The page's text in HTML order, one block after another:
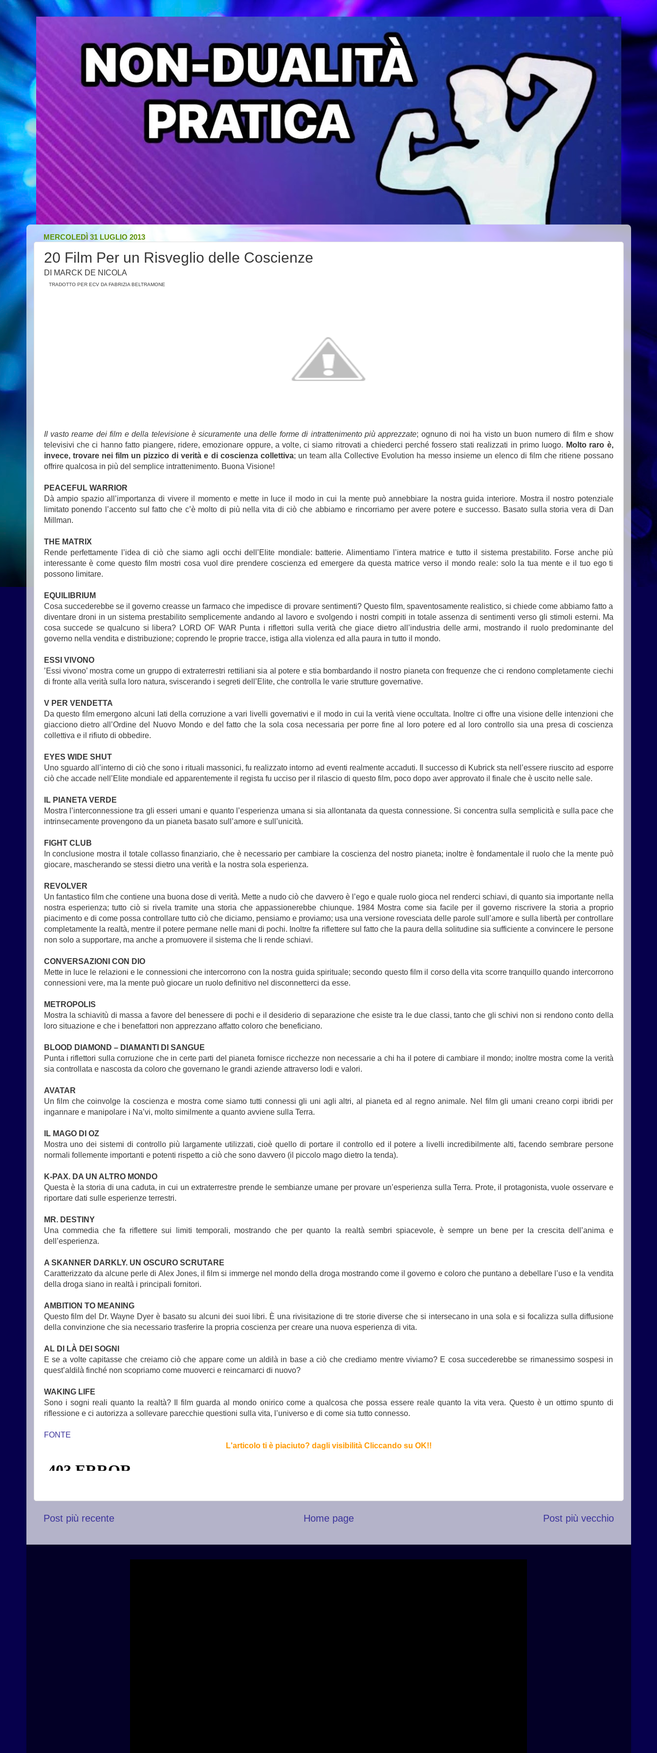
MERCOLEDÌ 31 LUGLIO 2013
20 Film Per un Risveglio delle Coscienze
DI MARCK DE NICOLA
TRADOTTO PER ECV DA FABRIZIA BELTRAMONE
Il vasto reame dei film e della televisione è sicuramente una delle forme di intrattenimento più apprezzate; ognuno di noi ha visto un buon numero di film e show
televisivi che ci hanno fatto piangere, ridere, emozionare oppure, a volte, ci siamo ritrovati a chiederci perché fossero stati realizzati in primo luogo. Molto raro è,
invece, trovare nei film un pizzico di verità e di coscienza collettiva; un team alla Collective Evolution ha messo insieme un elenco di film che ritiene possano
offrire qualcosa in più del semplice intrattenimento. Buona Visione!
PEACEFUL WARRIOR
Dà ampio spazio all’importanza di vivere il momento e mette in luce il modo in cui la mente può annebbiare la nostra guida interiore. Mostra il nostro potenziale
limitato ponendo l’accento sul fatto che c’è molto di più nella vita di ciò che abbiamo e rincorriamo per avere potere e successo. Basato sulla storia vera di Dan
Millman.
THE MATRIX
Rende perfettamente l’idea di ciò che siamo agli occhi dell’Elite mondiale: batterie. Alimentiamo l’intera matrice e tutto il sistema prestabilito. Forse anche più
interessante è come questo film mostri cosa vuol dire prendere coscienza ed emergere da questa matrice verso il mondo reale: solo la tua mente e il tuo ego ti
possono limitare.
EQUILIBRIUM
Cosa succederebbe se il governo creasse un farmaco che impedisce di provare sentimenti? Questo film, spaventosamente realistico, si chiede come abbiamo fatto a
diventare droni in un sistema prestabilito semplicemente andando al lavoro e svolgendo i nostri compiti in totale assenza di sentimenti verso gli stimoli esterni. Ma
cosa succede se qualcuno si libera? LORD OF WAR Punta i riflettori sulla verità che giace dietro all’industria delle armi, mostrando il ruolo predominante del
governo nella vendita e distribuzione; coprendo le proprie tracce, istiga alla violenza ed alla paura in tutto il mondo.
ESSI VIVONO
’Essi vivono’ mostra come un gruppo di extraterrestri rettiliani sia al potere e stia bombardando il nostro pianeta con frequenze che ci rendono completamente ciechi
di fronte alla verità sulla loro natura, sviscerando i segreti dell’Elite, che controlla le varie strutture governative.
V PER VENDETTA
Da questo film emergono alcuni lati della corruzione a vari livelli governativi e il modo in cui la verità viene occultata. Inoltre ci offre una visione delle intenzioni che
giacciono dietro all’Ordine del Nuovo Mondo e del fatto che la sola cosa necessaria per porre fine al loro potere ed al loro controllo sia una presa di coscienza
collettiva e il rifiuto di obbedire.
EYES WIDE SHUT
Uno sguardo all’interno di ciò che sono i rituali massonici, fu realizzato intorno ad eventi realmente accaduti. Il successo di Kubrick sta nell’essere riuscito ad esporre
ciò che accade nell’Elite mondiale ed apparentemente il regista fu ucciso per il rilascio di questo film, poco dopo aver approvato il finale che è uscito nelle sale.
IL PIANETA VERDE
Mostra l’interconnessione tra gli esseri umani e quanto l’esperienza umana si sia allontanata da questa connessione. Si concentra sulla semplicità e sulla pace che
intrinsecamente provengono da un pianeta basato sull’amore e sull’unicità.
FIGHT CLUB
In conclusione mostra il totale collasso finanziario, che è necessario per cambiare la coscienza del nostro pianeta; inoltre è fondamentale il ruolo che la mente può
giocare, mascherando se stessi dietro una verità e la nostra sola esperienza.
REVOLVER
Un fantastico film che contiene una buona dose di verità. Mette a nudo ciò che davvero è l’ego e quale ruolo gioca nel renderci schiavi, di quanto sia importante nella
nostra esperienza; tutto ciò si rivela tramite una storia che appassionerebbe chiunque. 1984 Mostra come sia facile per il governo riscrivere la storia a proprio
piacimento e di come possa controllare tutto ciò che diciamo, pensiamo e proviamo; usa una versione rovesciata delle parole sull’amore e sulla libertà per controllare
completamente la realtà, mentre il potere permane nelle mani di pochi. Inoltre fa riflettere sul fatto che la paura della solitudine sia sufficiente a convincere le persone
non solo a supportare, ma anche a promuovere il sistema che li rende schiavi.
CONVERSAZIONI CON DIO
Mette in luce le relazioni e le connessioni che intercorrono con la nostra guida spirituale; secondo questo film il corso della vita scorre tranquillo quando intercorrono
connessioni vere, ma la mente può giocare un ruolo definitivo nel disconnetterci da esse.
METROPOLIS
Mostra la schiavitù di massa a favore del benessere di pochi e il desiderio di separazione che esiste tra le due classi, tanto che gli schivi non si rendono conto della
loro situazione e che i benefattori non apprezzano affatto coloro che beneficiano.
BLOOD DIAMOND – DIAMANTI DI SANGUE
Punta i riflettori sulla corruzione che in certe parti del pianeta fornisce ricchezze non necessarie a chi ha il potere di cambiare il mondo; inoltre mostra come la verità
sia controllata e nascosta da coloro che governano le grandi aziende attraverso lodi e valori.
AVATAR
Un film che coinvolge la coscienza e mostra come siamo tutti connessi gli uni agli altri, al pianeta ed al regno animale. Nel film gli umani creano corpi ibridi per
ingannare e manipolare i Na’vi, molto similmente a quanto avviene sulla Terra.
IL MAGO DI OZ
Mostra uno dei sistemi di controllo più largamente utilizzati, cioè quello di portare il controllo ed il potere a livelli incredibilmente alti, facendo sembrare persone
normali follemente importanti e potenti rispetto a ciò che sono davvero (il piccolo mago dietro la tenda).
K-PAX. DA UN ALTRO MONDO
Questa è la storia di una caduta, in cui un extraterrestre prende le sembianze umane per provare un’esperienza sulla Terra. Prote, il protagonista, vuole osservare e
riportare dati sulle esperienze terrestri.
MR. DESTINY
Una commedia che fa riflettere sui limiti temporali, mostrando che per quanto la realtà sembri spiacevole, è sempre un bene per la crescita dell’anima e
dell’esperienza.
A SKANNER DARKLY. UN OSCURO SCRUTARE
Caratterizzato da alcune perle di Alex Jones, il film si immerge nel mondo della droga mostrando come il governo e coloro che puntano a debellare l’uso e la vendita
della droga siano in realtà i principali fornitori.
AMBITION TO MEANING
Questo film del Dr. Wayne Dyer è basato su alcuni dei suoi libri. È una rivisitazione di tre storie diverse che si intersecano in una sola e si focalizza sulla diffusione
della convinzione che sia necessario trasferire la propria coscienza per creare una nuova esperienza di vita.
AL DI LÀ DEI SOGNI
E se a volte capitasse che creiamo ciò che appare come un aldilà in base a ciò che crediamo mentre viviamo? E cosa succederebbe se rimanessimo sospesi in
quest’aldilà finché non scopriamo come muoverci e reincarnarci di nuovo?
WAKING LIFE
Sono i sogni reali quanto la realtà? Il film guarda al mondo onirico come a qualcosa che possa essere reale quanto la vita vera. Questo è un ottimo spunto di
riflessione e ci autorizza a sollevare parecchie questioni sulla vita, l’universo e di come sia tutto connesso.
FONTE
L'articolo ti è piaciuto? dagli visibilità Cliccando su OK!!
Post più recente Post più vecchio
Home page